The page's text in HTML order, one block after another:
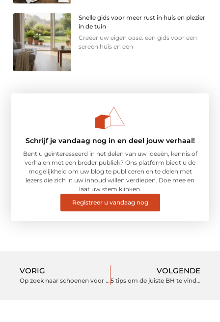
Snelle gids voor meer rust in huis en plezier
in de tuin
Creëer uw eigen oase: een gids voor een
sereen huis en een
Schrijf je vandaag nog in en deel jouw verhaal!
Bent u geïnteresseerd in het delen van uw ideeën, kennis of
verhalen met een breder publiek? Ons platform biedt u de
mogelijkheid om uw blog te publiceren en te delen met
lezers die zich in uw inhoud willen verdiepen. Doe mee en
laat uw stem klinken.
Registreer u vandaag nog
VORIG
Op zoek naar schoenen voor je kinderen?
VOLGENDE
5 tips om de juiste BH te vinden